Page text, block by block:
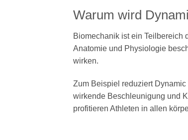
Warum wird
Biomechanik ist ein Teilbereich
Anatomie und Physiologie
wirken.
Zum Beispiel reduziert
wirkende Beschleunigung und
profitieren Athleten in allen